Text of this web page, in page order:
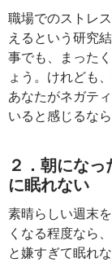
職場でのストレ
えるという研究
事でも、まった
ょう。けれども
あなたがネガテ
いると感じるな
２．朝にな
に眠れない
素晴らしい週末
くなる程度なら
と嫌すぎて眠れ